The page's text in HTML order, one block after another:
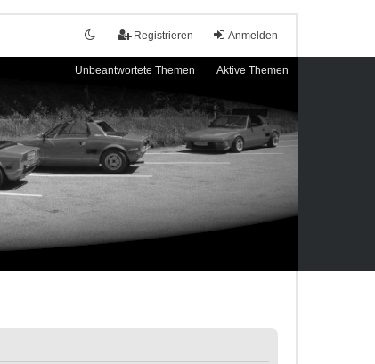
Anmelden
Registrieren
Unbeantwortete Themen Aktive Themen